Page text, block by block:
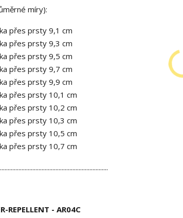
míry):
přes prsty 9,1 cm
přes prsty 9,3 cm
přes prsty 9,5 cm
přes prsty 9,7 cm
přes prsty 9,9 cm
přes prsty 10,1 cm
přes prsty 10,2 cm
přes prsty 10,3 cm
přes prsty 10,5 cm
přes prsty 10,7 cm
REPELLENT - AR04C